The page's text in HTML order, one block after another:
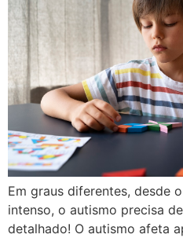
Em graus diferentes, desde
intenso, o autismo precisa
detalhado! O autismo afeta